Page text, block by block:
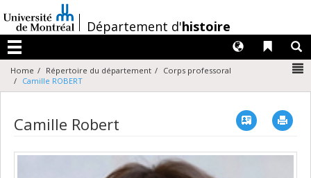
au
contenu
/Département d'histoire
Menu
Liens
Langues
Home Répertoire du département
Corps professoral
Camille ROBERT
Camille Robert Vcard